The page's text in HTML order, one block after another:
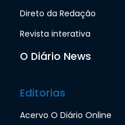
Direto da Redação
Revista interativa
O Diário News
Editorias
Acervo O Diário Online